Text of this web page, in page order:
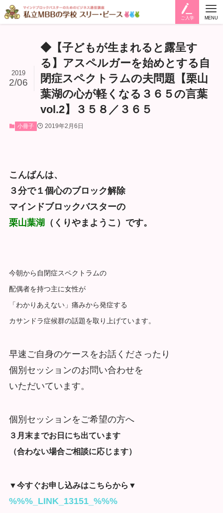
ご入学 MENU
◆【子どもが生まれると露呈す
る】アスペルガーを始めとする自
閉症スペクトラムの夫問題【栗山
葉湖の心が軽くなる３６５の言葉
vol.2】３５８／３６５
2019
2/06
小冊子 2019年2月6日
こんばんは、
３分で１個心のブロック解除
マインドブロックバスターの
栗山葉湖 （くりやまようこ）です。
今朝から自閉症スペクトラムの
配偶者を持つ主に女性が
「わかりあえない」痛みから発症する
カサンドラ症候群の話題を取り上げています。
早速ご自身のケースをお話くださったり
個別セッションのお問い合わせを
いただいています。
個別セッションをご希望の方へ
３月末までお日にち出ています
（合わない場合ご相談に応じます）
▼今すぐお申し込みはこちらから▼
%%%_LINK_13151_%%%